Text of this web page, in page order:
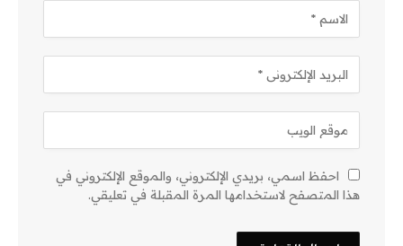
احفظ اسمي، بريدي الإلكتروني، والموقع الإلكتروني في
هذا المتصفح لاستخدامها المرة المقبلة في تعليقي.